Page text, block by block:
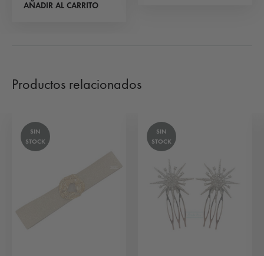
AÑADIR AL CARRITO
Productos relacionados
SIN
STOCK
SIN
STOCK